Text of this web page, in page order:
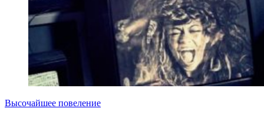
Высочайшее повеление